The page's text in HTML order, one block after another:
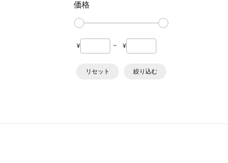
価格
¥ ~ ¥
リセット 絞り込む